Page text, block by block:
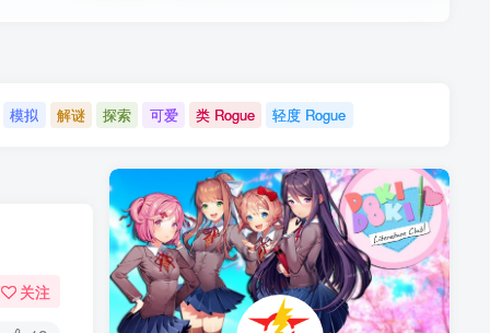
模拟 解谜 探索 可爱 类 Rogue 轻度 Rogue
关注